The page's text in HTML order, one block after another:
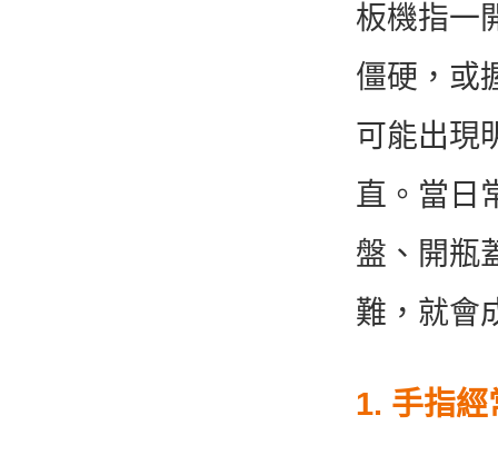
板機指一
僵硬，或
可能出現
直。當日
盤、開瓶
難，就會
1. 手指